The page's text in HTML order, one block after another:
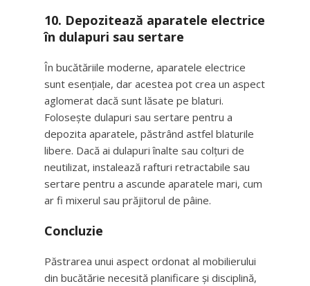
10. Depozitează aparatele electrice
în dulapuri sau sertare
În bucătăriile moderne, aparatele electrice
sunt esențiale, dar acestea pot crea un aspect
aglomerat dacă sunt lăsate pe blaturi.
Folosește dulapuri sau sertare pentru a
depozita aparatele, păstrând astfel blaturile
libere. Dacă ai dulapuri înalte sau colțuri de
neutilizat, instalează rafturi retractabile sau
sertare pentru a ascunde aparatele mari, cum
ar fi mixerul sau prăjitorul de pâine.
Concluzie
Păstrarea unui aspect ordonat al mobilierului
din bucătărie necesită planificare și disciplină,